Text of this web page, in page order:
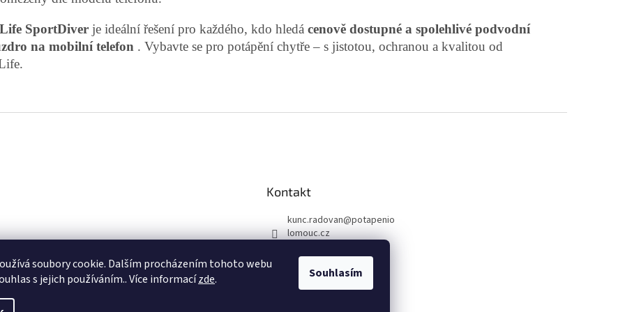
soubory cookie. Dalším procházením tohoto webu
s jejich používáním.. Více informacízde. Souhlasím
SportDiver je ideální řešení pro každého, kdo hledá cenově dostupné a spolehlivé podvodní
na mobilní telefon . Vybavte se pro potápění chytře – s jistotou, ochranou a kvalitou od
Kontakt
kunc.radovan@potapenio
lomouc.cz
732 688 288
Facebook